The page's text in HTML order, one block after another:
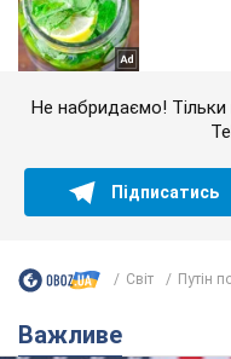
Не набридаємо! Тільки
Підписатись
Світ Путін
Важливе